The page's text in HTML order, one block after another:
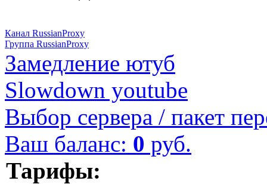
Канал RussianProxy
Группа RussianProxy
Замедление ютуб
Slowdown youtube
Выбор сервера / пакет
Ваш баланс: 0 руб.
Тарифы: